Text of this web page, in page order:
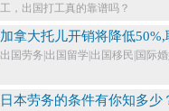
工，出国打工真的靠谱吗？
加拿大托儿开销将降低50%,
出国劳务|出国留学|出国移民|国际
日本劳务的条件有你知多少